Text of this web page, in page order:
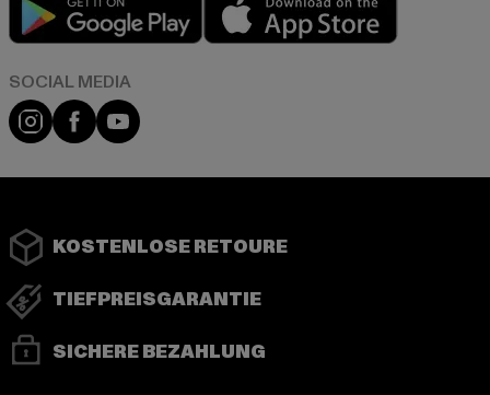
Instagram
FacebookYouTube
KOSTENLOSE RETOURE
TIEFPREISGARANTIE
SICHERE BEZAHLUNG